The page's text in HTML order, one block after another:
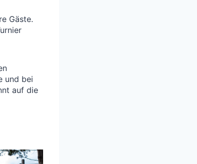
Gäste.
und bei
auf die